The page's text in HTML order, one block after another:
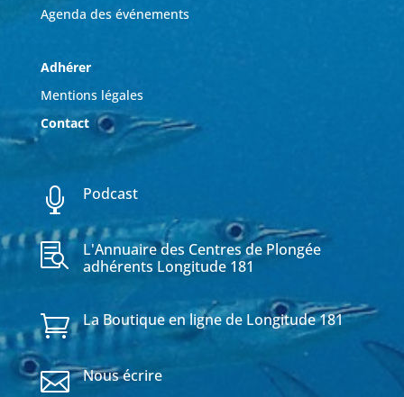
Agenda des événements
Adhérer
Mentions légales
Contact
 Podcast

L'Annuaire des Centres de Plongée
adhérents Longitude 181
 La Boutique en ligne de Longitude 181
 Nous écrire